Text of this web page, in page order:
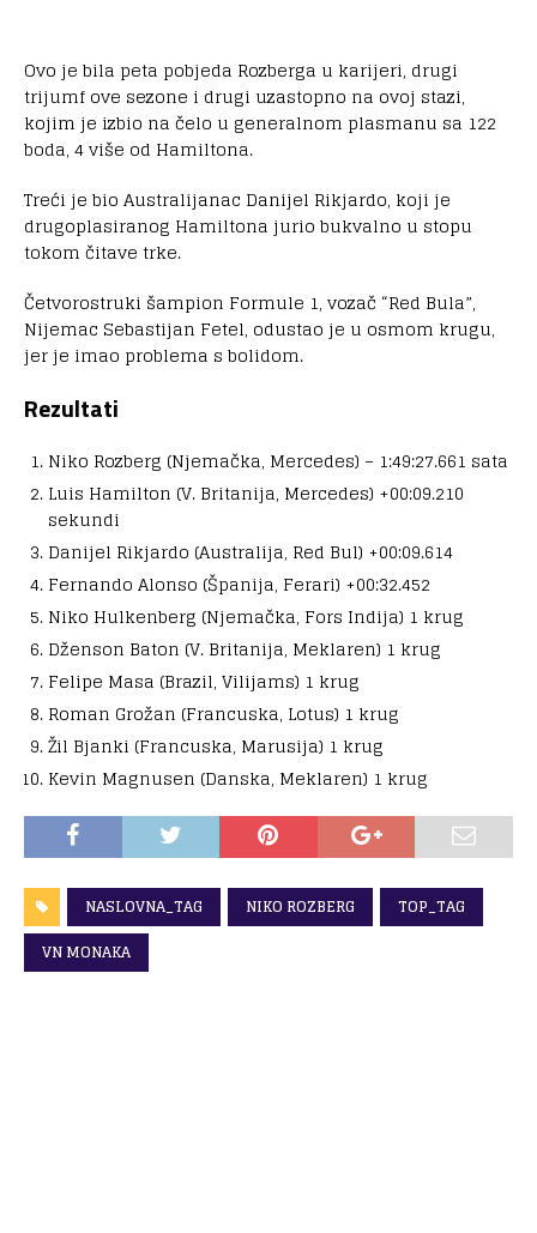
Ovo je bila peta pobjeda Rozberga u karijeri, drugi
trijumf ove sezone i drugi uzastopno na ovoj stazi,
kojim je izbio na čelo u generalnom plasmanu sa 122
boda, 4 više od Hamiltona.
Treći je bio Australijanac Danijel Rikjardo, koji je
drugoplasiranog Hamiltona jurio bukvalno u stopu
tokom čitave trke.
Četvorostruki šampion Formule 1, vozač “Red Bula”,
Nijemac Sebastijan Fetel, odustao je u osmom krugu,
jer je imao problema s bolidom.
Rezultati
Niko Rozberg (Njemačka, Mercedes) – 1:49:27.661 sata
Luis Hamilton (V. Britanija, Mercedes) +00:09.210
sekundi
Danijel Rikjardo (Australija, Red Bul) +00:09.614
Fernando Alonso (Španija, Ferari) +00:32.452
Niko Hulkenberg (Njemačka, Fors Indija) 1 krug
Dženson Baton (V. Britanija, Meklaren) 1 krug
Felipe Masa (Brazil, Vilijams) 1 krug
Roman Grožan (Francuska, Lotus) 1 krug
Žil Bjanki (Francuska, Marusija) 1 krug
Kevin Magnusen (Danska, Meklaren) 1 krug
NASLOVNA_TAG NIKO ROZBERG
TOP_TAG
VN MONAKA